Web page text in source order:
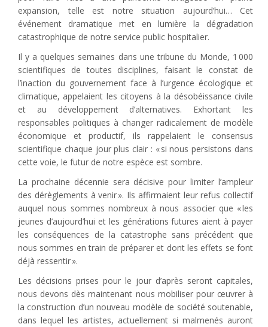
expansion, telle est notre situation aujourd’hui… Cet
événement dramatique met en lumière la dégradation
catastrophique de notre service public hospitalier.
Il y a quelques semaines dans une tribune du Monde, 1 000
scientifiques de toutes disciplines, faisant le constat de
l’inaction du gouvernement face à l’urgence écologique et
climatique, appelaient les citoyens à la désobéissance civile
et au développement d’alternatives. Exhortant les
responsables politiques à changer radicalement de modèle
économique et productif, ils rappelaient le consensus
scientifique chaque jour plus clair : « si nous persistons dans
cette voie, le futur de notre espèce est sombre.
La prochaine décennie sera décisive pour limiter l’ampleur
des dérèglements à venir ». Ils affirmaient leur refus collectif
auquel nous sommes nombreux à nous associer que « les
jeunes d’aujourd’hui et les générations futures aient à payer
les conséquences de la catastrophe sans précédent que
nous sommes en train de préparer et dont les effets se font
déjà ressentir ».
Les décisions prises pour le jour d’après seront capitales,
nous devons dès maintenant nous mobiliser pour œuvrer à
la construction d’un nouveau modèle de société soutenable,
dans lequel les artistes, actuellement si malmenés auront